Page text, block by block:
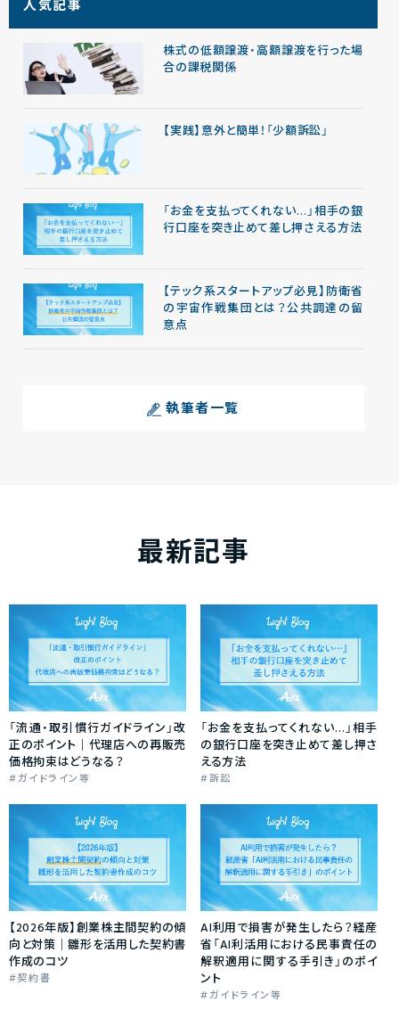
人気記事
株式の低額譲渡・高額譲渡を行った場
合の課税関係
【実践】意外と簡単！「少額訴訟」
「お金を支払ってくれない…」相手の銀
行口座を突き止めて差し押さえる方法
【テック系スタートアップ必見】防衛省
の宇宙作戦集団とは？公共調達の留
意点
執筆者一覧
最新記事
「流通・取引慣行ガイドライン」改
正のポイント｜代理店への再販売
価格拘束はどうなる？
ガイドライン等
「お金を支払ってくれない…」相手
の銀行口座を突き止めて差し押さ
える方法
訴訟
【2026年版】創業株主間契約の傾
向と対策｜雛形を活用した契約書
作成のコツ
契約書
AI利用で損害が発生したら？経産
省「AI利活用における民事責任の
解釈適用に関する手引き」のポイ
ント
ガイドライン等